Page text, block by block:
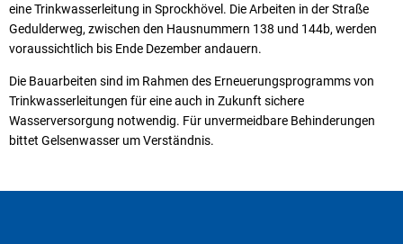
eine Trinkwasserleitung in Sprockhövel. Die Arbeiten in der Straße
Gedulderweg, zwischen den Hausnummern 138 und 144b, werden
voraussichtlich bis Ende Dezember andauern.
Die Bauarbeiten sind im Rahmen des Erneuerungsprogramms von
Trinkwasserleitungen für eine auch in Zukunft sichere
Wasserversorgung notwendig. Für unvermeidbare Behinderungen
bittet Gelsenwasser um Verständnis.